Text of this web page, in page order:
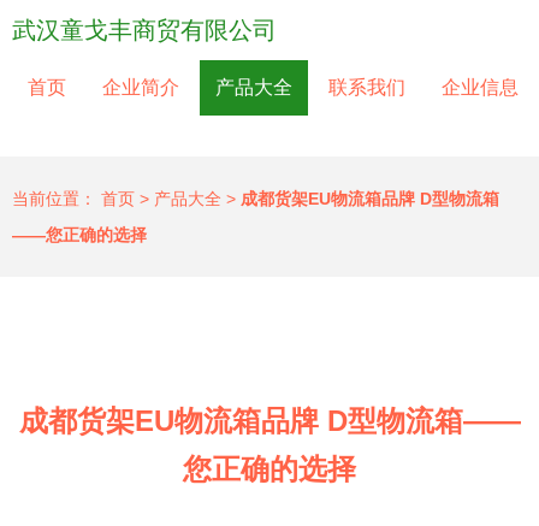
武汉童戈丰商贸有限公司
首页 企业简介 产品大全 联系我们 企业信息
当前位置： 首页 > 产品大全 > 成都货架EU物流箱品牌 D型物流箱
——您正确的选择
成都货架EU物流箱品牌 D型物流箱——
您正确的选择